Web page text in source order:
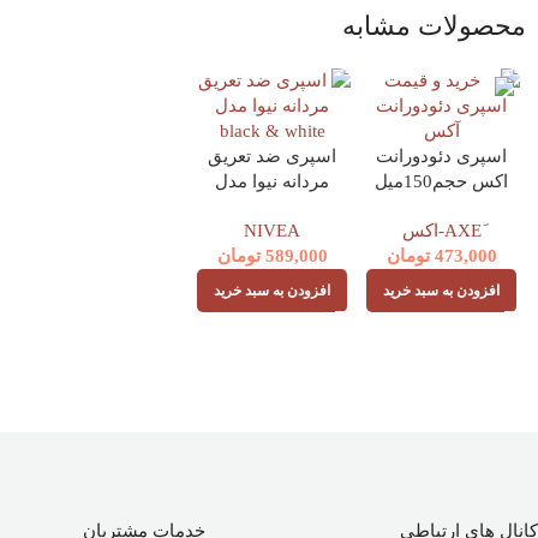
محصولات مشابه
اسپری دئودورانت
اکس حجم150میل
TEMPTATION
َAXE-اکس
473,000 تومان
افزودن به سبد خرید
اسپری ضد تعریق
مردانه نیوا مدل
200 میل
NIVEA
589,000 تومان
افزودن به سبد خرید
کانال های ارتباطی خدمات مشتریان